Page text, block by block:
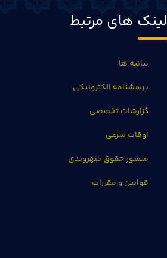
لینک های مرتبط
بیانیه ها
پرسشنامه الکترونیکی
گزارشات تخصصی
اوقات شرعی
منشور حقوق شهروندی
قوانین و مقررات